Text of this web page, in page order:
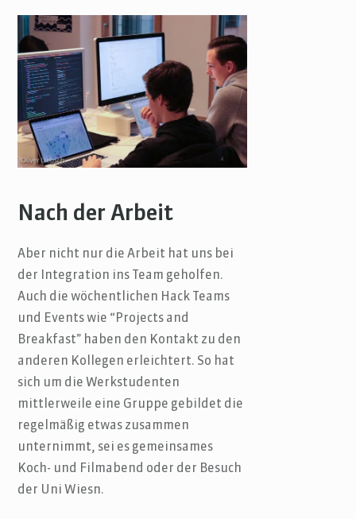
Nach der Arbeit
Aber nicht nur die Arbeit hat uns bei
der Integration ins Team geholfen.
Auch die wöchentlichen Hack Teams
und Events wie “Projects and
Breakfast” haben den Kontakt zu den
anderen Kollegen erleichtert. So hat
sich um die Werkstudenten
mittlerweile eine Gruppe gebildet die
regelmäßig etwas zusammen
unternimmt, sei es gemeinsames
Koch- und Filmabend oder der Besuch
der Uni Wiesn.